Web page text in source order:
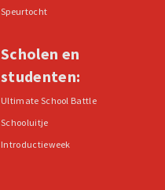
Speurtocht
Scholen en
studenten:
Ultimate School Battle
Schooluitje
Introductieweek